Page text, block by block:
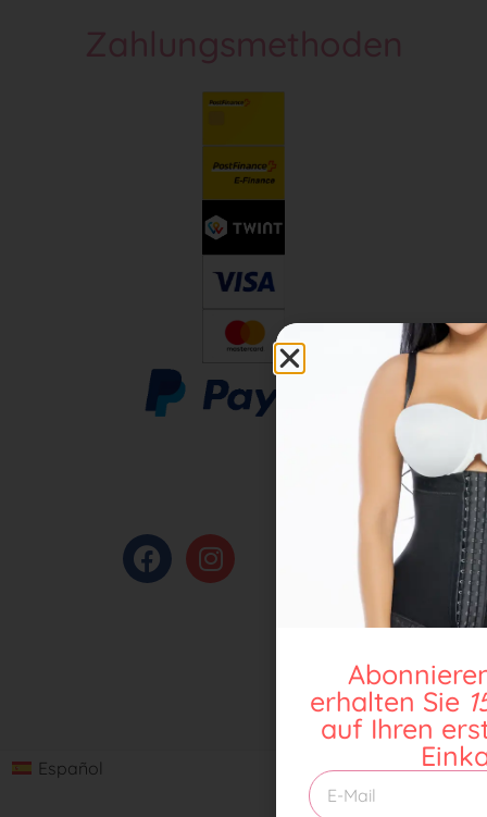
Zahlungsmethoden
Español
erhalten Sie
auf Ihren